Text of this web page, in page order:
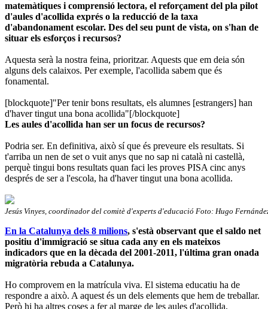
matemàtiques i comprensió lectora, el reforçament del pla pilot
d'aules d'acollida exprés o la reducció de la taxa
d'abandonament escolar. Des del seu punt de vista, on s'han de
situar els esforços i recursos?
Aquesta serà la nostra feina, prioritzar. Aquests que em deia són
alguns dels calaixos. Per exemple, l'acollida sabem que és
fonamental.
[blockquote]"Per tenir bons resultats, els alumnes [estrangers] han
d'haver tingut una bona acollida"[/blockquote]
Les aules d'acollida han ser un focus de recursos?
Podria ser. En definitiva, això sí que és preveure els resultats. Si
t'arriba un nen de set o vuit anys que no sap ni català ni castellà,
perquè tingui bons resultats quan faci les proves PISA cinc anys
després de ser a l'escola, ha d'haver tingut una bona acollida.
Jesús Vinyes, coordinador del comitè d'experts d'educació Foto: Hugo
En la Catalunya dels 8 milions, s'està observant que el saldo net
positiu d'immigració se situa cada any en els mateixos
indicadors que en la dècada del 2001-2011, l'última gran onada
migratòria rebuda a Catalunya.
Ho comprovem en la matrícula viva. El sistema educatiu ha de
respondre a això. A aquest és un dels elements que hem de treballar.
Però hi ha altres coses a fer al marge de les aules d'acollida.